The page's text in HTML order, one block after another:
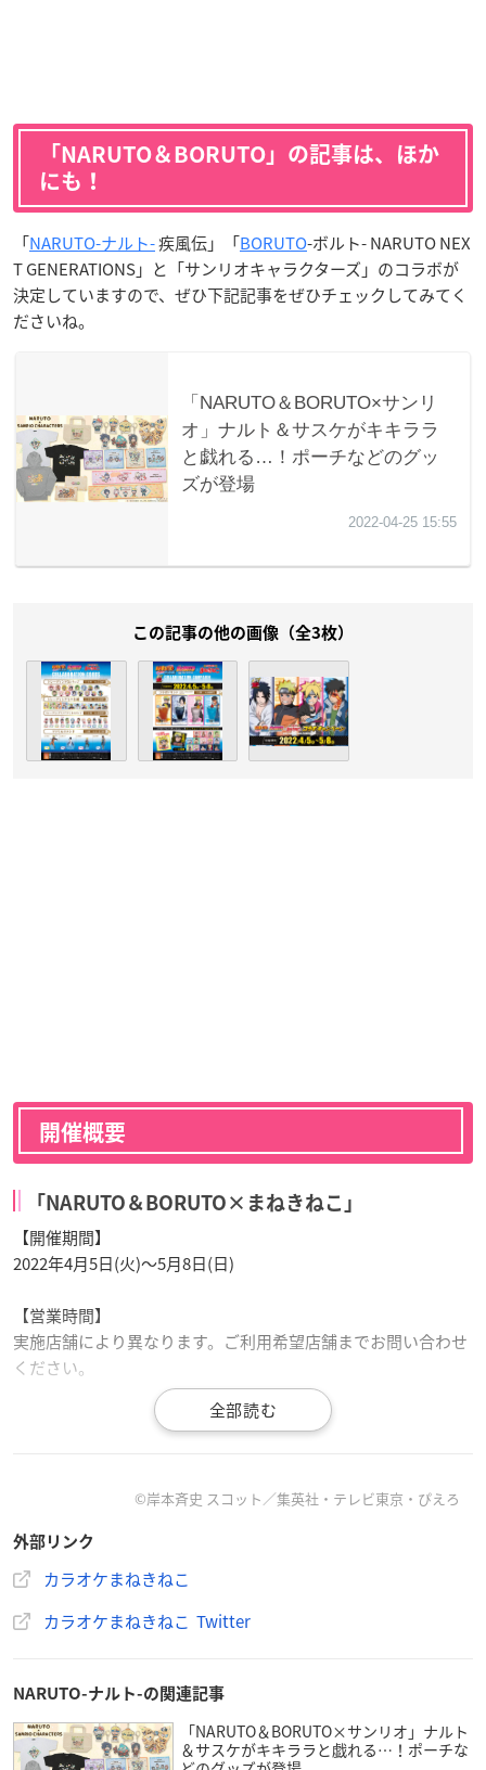
「NARUTO＆BORUTO」の記事は、ほか
にも！
「NARUTO-ナルト-疾風伝」「BORUTO-ボルト- NARUTO NEX
T GENERATIONS」と「サンリオキャラクターズ」のコラボが
決定していますので、ぜひ下記記事をぜひチェックしてみてく
ださいね。
この記事の他の画像（全3枚）
開催概要
「NARUTO＆BORUTO×まねきねこ」
【開催期間】
2022年4月5日(火)～5月8日(日)
【営業時間】
実施店舗により異なります。ご利用希望店舗までお問い合わせ
ください。
／#NARUTO/#BORUTO
＼
き下ろしや、干支がテーマのかわいらしいデフォルメがコ
ラボ限定で登場❗️🎶
詳細はこちら👇https://t.co/WmUbsAMjpa
©岸本斉史 スコット／集英社・テレビ東京・ぴえろ
外部リンク
カラオケまねきねこ
カラオケまねきねこ Twitter
NARUTO-ナルト-の関連記事
「NARUTO＆BORUTO×サンリオ」ナルト
＆サスケがキキララと戯れる…！ポーチな